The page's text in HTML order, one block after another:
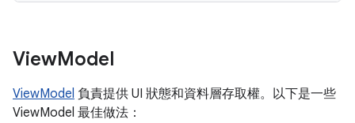
ViewModel
ViewModel 負責提供 UI 狀態和資料層存取權。以下是一些
ViewModel 最佳做法：